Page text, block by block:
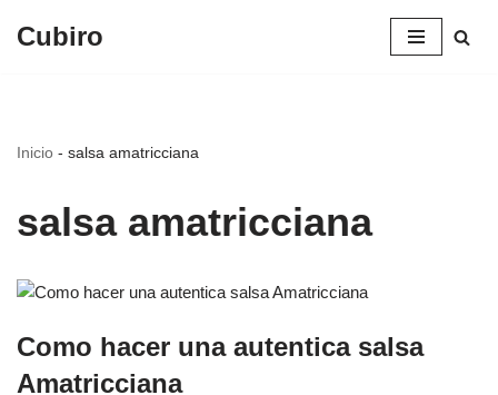
Cubiro
Inicio - salsa amatricciana
salsa amatricciana
Como hacer una autentica salsa
Amatricciana